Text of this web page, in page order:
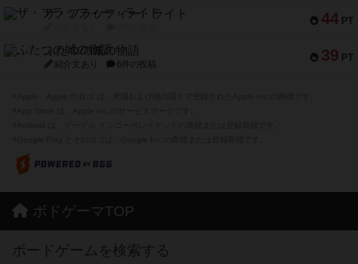
44 PT
ザ・フラッフィー・ライト
39 PT
ふたつの城の物語
紹介文あり 6件の投稿
ボドゲーマTOP
ボードゲームを検索する